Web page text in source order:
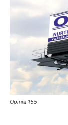
Opinia 155